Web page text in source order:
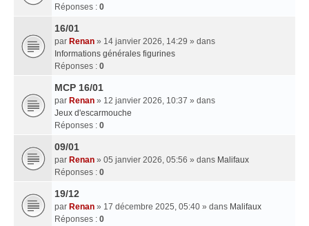
Réponses : 0
16/01
par Renan » 14 janvier 2026, 14:29 » dans
Informations générales figurines
Réponses : 0
MCP 16/01
par Renan » 12 janvier 2026, 10:37 » dans
Jeux d'escarmouche
Réponses : 0
09/01
par Renan » 05 janvier 2026, 05:56 » dans Malifaux
Réponses : 0
19/12
par Renan » 17 décembre 2025, 05:40 » dans Malifaux
Réponses : 0